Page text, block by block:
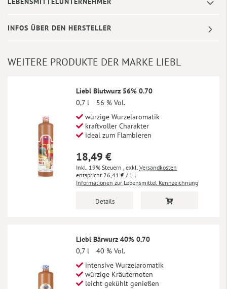
INFOS ÜBER DEN HERSTELLER
WEITERE PRODUKTE DER MARKE LIEBL
Liebl Blutwurz 56% 0.70
0,7 l
56 % Vol.
würzige Wurzelaromatik
kraftvoller Charakter
ideal zum Flambieren
18,49 €
Inkl. 19% Steuern , exkl. Versandkosten
26,41 € / 1 l
Informationen zur Lebensmittel Kennzeichnung
Details
Liebl Bärwurz 40% 0.70
0,7 l
40 % Vol.
intensive Wurzelaromatik
würzige Kräuternoten
leicht gekühlt genießen